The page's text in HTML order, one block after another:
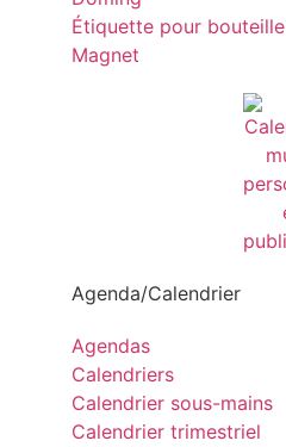
Étiquette pour bouteille
Magnet
Agenda/Calendrier
Agendas
Calendriers
Calendrier sous-mains
Calendrier trimestriel